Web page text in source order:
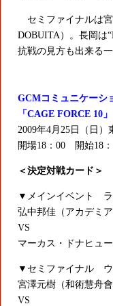
セミファイナルは宮
DOBUITA）。長岡は
抗戦の見方も出来る
GCMコミュニケーシ
「CAGE FORCE 10」
2009年4月25日（日
開場18：00 開始18
＜決定対戦カード＞
▼メインイベント
弘中邦佳（アカデミ
VS
マーカス・ドナヒュ
▼セミファイナル
宮澤元樹（和術慧舟
VS